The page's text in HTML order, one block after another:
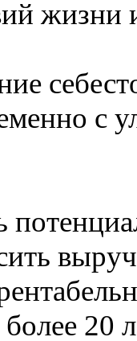
жизни
с
20